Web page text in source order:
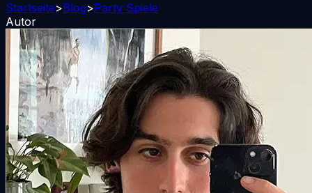
Startseite>Blog>Party Spiele
Autor